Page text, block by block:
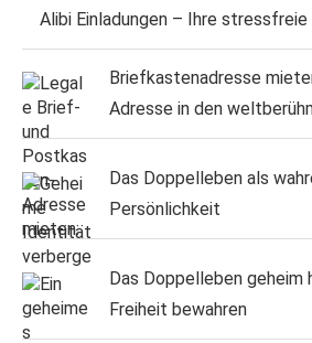
Alibi Einladungen – Ihre
Briefkastenadresse
Adresse in den
Das Doppelleben als
Persönlichkeit
Das Doppelleben geheim
Freiheit bewahren